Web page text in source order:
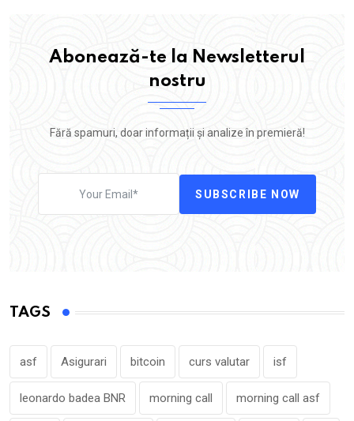
Abonează-te la Newsletterul
nostru
Fără spamuri, doar informații și analize în premieră!
SUBSCRIBE NOW
TAGS
asf Asigurari bitcoin curs valutar isf
leonardo badea BNR morning call morning call asf